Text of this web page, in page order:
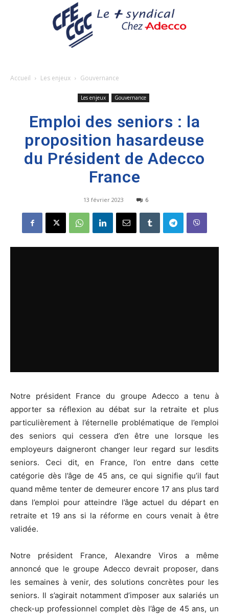
Accueil Les enjeux Gouvernance
Les enjeux Gouvernance
Emploi des seniors : la
proposition hasardeuse
du Président de Adecco
France
13 février 2023 6
Notre président France du groupe Adecco a tenu à
apporter sa réflexion au débat sur la retraite et plus
particulièrement à l’éternelle problématique de l’emploi
des seniors qui cessera d’en être une lorsque les
employeurs daigneront changer leur regard sur lesdits
seniors. Ceci dit, en France, l’on entre dans cette
catégorie dès l’âge de 45 ans, ce qui signifie qu’il faut
quand même tenter de demeurer encore 17 ans plus tard
dans l’emploi pour atteindre l’âge actuel du départ en
retraite et 19 ans si la réforme en cours venait à être
validée.
Notre président France, Alexandre Viros a même
annoncé que le groupe Adecco devrait proposer, dans
les semaines à venir, des solutions concrètes pour les
seniors. Il s’agirait notamment d’imposer aux salariés un
check-up professionnel complet dès l’âge de 45 ans, un